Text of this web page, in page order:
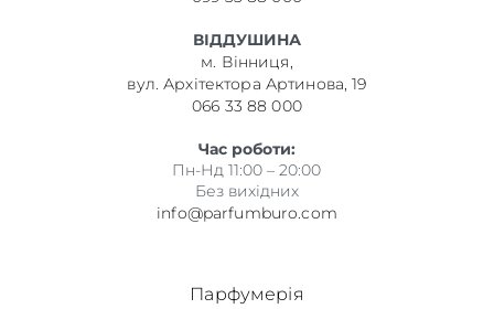
ВІДДУШИНА
м. Вінниця,
вул. Архітектора Артинова, 19
066 33 88 000
Час роботи:
Пн-Нд 11:00 – 20:00
Без вихідних
info@parfumburo.com
Парфумерія